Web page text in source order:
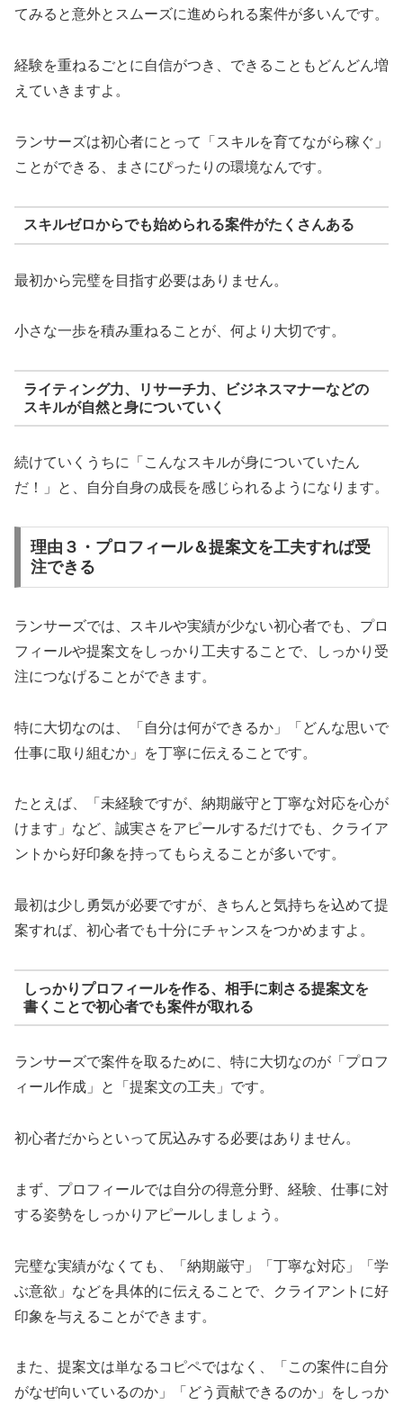
てみると意外とスムーズに進められる案件が多いんです。
経験を重ねるごとに自信がつき、できることもどんどん増
えていきますよ。
ランサーズは初心者にとって「スキルを育てながら稼ぐ」
ことができる、まさにぴったりの環境なんです。
スキルゼロからでも始められる案件がたくさんある
最初から完璧を目指す必要はありません。
小さな一歩を積み重ねることが、何より大切です。
ライティング力、リサーチ力、ビジネスマナーなどの
スキルが自然と身についていく
続けていくうちに「こんなスキルが身についていたん
だ！」と、自分自身の成長を感じられるようになります。
理由３・プロフィール＆提案文を工夫すれば受
注できる
ランサーズでは、スキルや実績が少ない初心者でも、プロ
フィールや提案文をしっかり工夫することで、しっかり受
注につなげることができます。
特に大切なのは、「自分は何ができるか」「どんな思いで
仕事に取り組むか」を丁寧に伝えることです。
たとえば、「未経験ですが、納期厳守と丁寧な対応を心が
けます」など、誠実さをアピールするだけでも、クライア
ントから好印象を持ってもらえることが多いです。
最初は少し勇気が必要ですが、きちんと気持ちを込めて提
案すれば、初心者でも十分にチャンスをつかめますよ。
しっかりプロフィールを作る、相手に刺さる提案文を
書くことで初心者でも案件が取れる
ランサーズで案件を取るために、特に大切なのが「プロフ
ィール作成」と「提案文の工夫」です。
初心者だからといって尻込みする必要はありません。
まず、プロフィールでは自分の得意分野、経験、仕事に対
する姿勢をしっかりアピールしましょう。
完璧な実績がなくても、「納期厳守」「丁寧な対応」「学
ぶ意欲」などを具体的に伝えることで、クライアントに好
印象を与えることができます。
また、提案文は単なるコピペではなく、「この案件に自分
がなぜ向いているのか」「どう貢献できるのか」をしっか